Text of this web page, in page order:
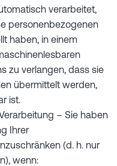
verarbeitet,
personenbezogenen
haben, in einem
zu verlangen, dass sie
übermittelt werden,
ist.
– Sie haben
Ihrer
(d. h. nur
wenn: